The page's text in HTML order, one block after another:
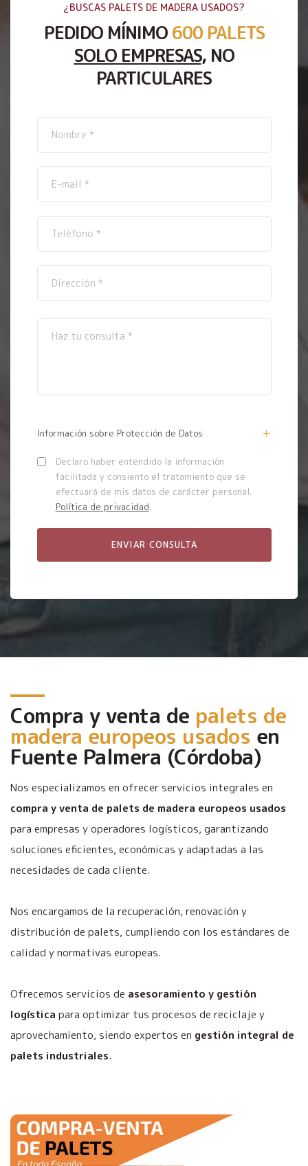
¿BUSCAS PALETS DE MADERA USADOS?
PEDIDO MÍNIMO 600 PALETS
SOLO EMPRESAS, NO
PARTICULARES
Información sobre Protección de Datos
Declaro haber entendido la información
facilitada y consiento el tratamiento que se
efectuará de mis datos de carácter personal.
Política de privacidad.
Compra y venta de palets de
madera europeos usados en
Fuente Palmera (Córdoba)
Nos especializamos en ofrecer servicios integrales en
compra y venta de palets de madera europeos usados
para empresas y operadores logísticos, garantizando
soluciones eficientes, económicas y adaptadas a las
necesidades de cada cliente.
Nos encargamos de la recuperación, renovación y
distribución de palets, cumpliendo con los estándares de
calidad y normativas europeas.
Ofrecemos servicios de asesoramiento y gestión
logística para optimizar tus procesos de reciclaje y
aprovechamiento, siendo expertos en gestión integral de
palets industriales.